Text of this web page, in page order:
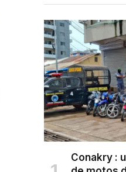
Conakry :